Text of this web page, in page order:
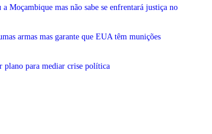
Moçambique mas não sabe se enfrentará justiça no
armas mas garante que EUA têm munições
plano para mediar crise política